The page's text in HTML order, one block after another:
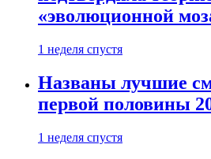
«эволюционной
1 неделя спустя
Названы лучшие
первой половины
1 неделя спустя